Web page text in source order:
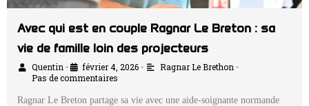
Avec qui est en couple Ragnar Le Breton : sa
vie de famille loin des projecteurs
Quentin • février 4, 2026 • Ragnar Le Brethon •
Pas de commentaires
Ragnar Le Breton partage sa vie avec une aide-soignante normande